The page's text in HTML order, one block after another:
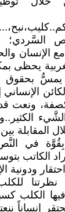
الإنسان
يحظى
بحقوق
ونعت
الشَّيء
بين
بِقُوَّة في
الكاتب
ودونية
الكلب
إنساناً